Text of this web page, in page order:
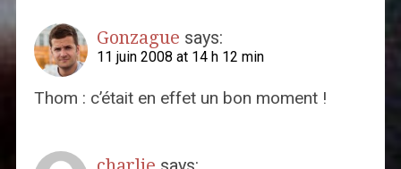
Gonzague says:
11 juin 2008 at 14 h 12 min
Thom : c’était en effet un bon moment !